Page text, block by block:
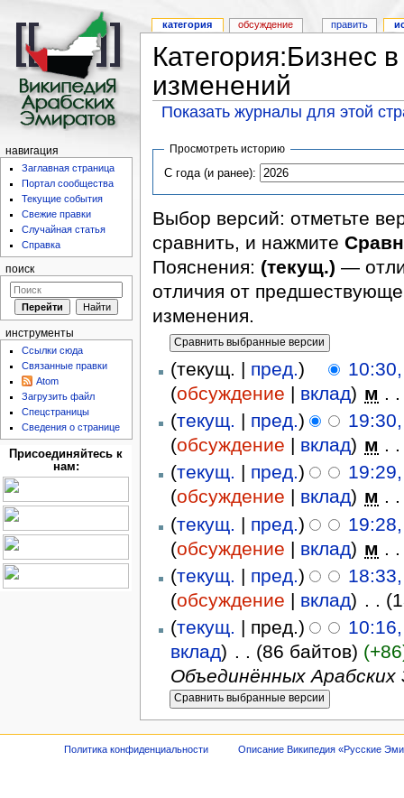
Категория:Бизнес
изменений
Показать журналы для этой
Просмотреть историю
С года (и ранее):
Выбор версий: отметьте
сравнить, и нажмите
Пояснения: (текущ.) —
отличия от
изменения.
(текущ. | пред.)
(обсуждение | вклад) м . .
(текущ. | пред.)
(обсуждение | вклад) м . .
(текущ. | пред.)
(обсуждение | вклад) м . .
(текущ. | пред. )
(обсуждение | вклад) м
(текущ. | пред.)
(обсуждение | вклад) . .
(текущ. | пред.)
вклад) . . (86 байтов)
Объединённых
категория обсуждение править
навигация
Заглавная страница
Портал сообщества
Текущие события
Свежие правки
Случайная статья
Справка
поиск
инструменты
Ссылки сюда
Связанные правки
Atom
Загрузить файл
Спецстраницы
Сведения о странице
Присоединяйтесь к
нам:
Политика конфиденциальности Описание Википедия «Русские